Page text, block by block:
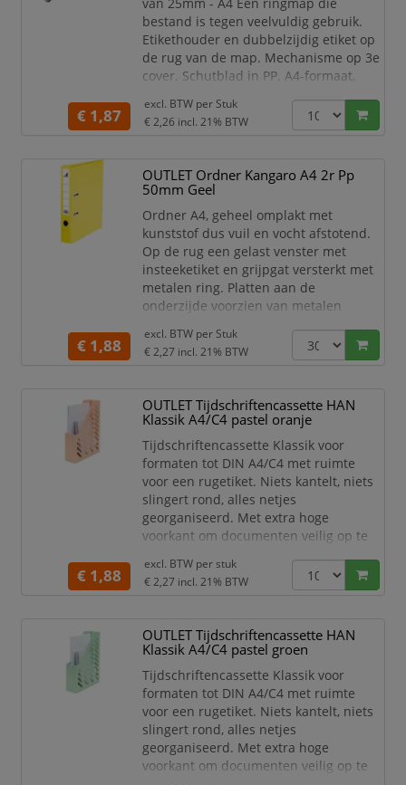
op de handpalm en ving
bestand is tegen veelvuldig gebruik.
Etikethouder en dubbelzijdig etiket op
de rug van de map. Mechanisme op 3e
cover. Schutblad in PP. A4-formaat,
geperforeerde bladen, insteekhoezen
en A4-tussenbladen.
€ 1,87
excl. BTW per Stuk
€ 2,26 incl. 21% BTW
OUTLET Ordner Kangaro A4 2r Pp
50mm Geel
Ordner A4, geheel omplakt met
kunststof dus vuil en vocht afstotend.
Op de rug een gelast venster met
insteeketiket en grijpgat versterkt met
metalen ring. Platten aan de
onderzijde voorzien van metalen
voorplat, waardoor de ordner stevig
blijft staan. Hefboommechaniek van
Leverbaar in 13 kleuren in smalle (50
mm rug) uitvoering. Kleur geel.
€ 1,88
excl. BTW per Stuk
€ 2,27 incl. 21% BTW
OUTLET Tijdschriftencassette HAN
Klassik A4/C4 pastel oranje
Tijdschriftencassette Klassik voor
formaten tot DIN A4/C4 met ruimte
voor een rugetiket. Niets kantelt, niets
slingert rond, alles netjes
georganiseerd. Met extra hoge
voorkant om documenten veilig op te
van catalogi, brochures, tijdschriften,
enz. Met handig grijpgat in de rug om
wegschuiven. Vervaardigd van
antistatisch polystyrol. Formaat
76x248x318mm (bxdxh). Kleur pastel
ora
€ 1,88
excl. BTW perstuk
€ 2,27 incl. 21% BTW
OUTLET Tijdschriftencassette HAN
Klassik A4/C4 pastel groen
Tijdschriftencassette Klassik voor
formaten tot DIN A4/C4 met ruimte
voor een rugetiket. Niets kantelt, niets
slingert rond, alles netjes
georganiseerd. Met extra hoge
voorkant om documenten veilig op te